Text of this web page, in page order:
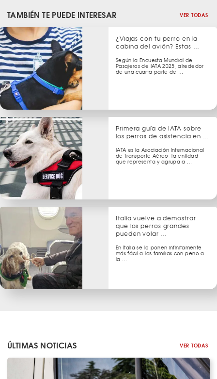
TAMBIÉN TE PUEDE INTERESAR VER TODAS
¿Viajas con tu perro en la
cabina del avión? Estas …
Según la Encuesta Mundial de
Pasajeros de IATA 2025, alrededor
de una cuarta parte de …
Primera guía de IATA sobre
los perros de asistencia en …
IATA es la Asociación Internacional
de Transporte Aéreo, la entidad
que representa y agrupa a …
Italia vuelve a demostrar
que los perros grandes
pueden volar …
En Italia se lo ponen infinitamente
más fácil a las familias con perro a
la …
ÚLTIMAS NOTICIAS VER TODAS